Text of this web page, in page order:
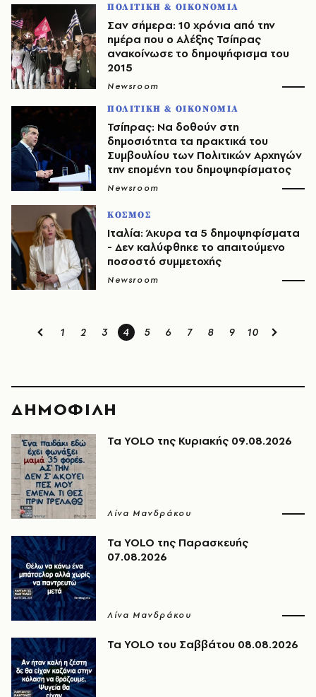
ΠΟΛΙΤΙΚΗ & ΟΙΚΟΝΟΜΙΑ
Σαν σήμερα: 10 χρόνια από την
ημέρα που ο Αλέξης Τσίπρας
ανακοίνωσε το δημοψήφισμα του
2015
Newsroom
ΠΟΛΙΤΙΚΗ & ΟΙΚΟΝΟΜΙΑ
Τσίπρας: Να δοθούν στη
δημοσιότητα τα πρακτικά του
Συμβουλίου των Πολιτικών Αρχηγών
την επομένη του δημοψηφίσματος
Newsroom
ΚΟΣΜΟΣ
Ιταλία: Άκυρα τα 5 δημοψηφίσματα
- Δεν καλύφθηκε το απαιτούμενο
ποσοστό συμμετοχής
Newsroom
1 2 3 4 5 6 7 8 9 10
ΔΗΜΟΦΙΛΗ
Τα YOLO της Κυριακής 09.08.2026
Λίνα Μανδράκου
Τα YOLO της Παρασκευής
07.08.2026
Λίνα Μανδράκου
Τα YOLO του Σαββάτου 08.08.2026